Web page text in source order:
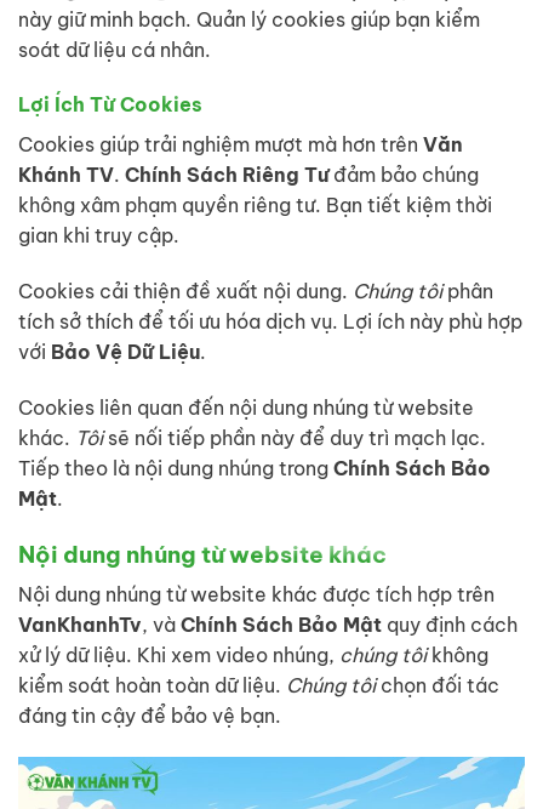
này giữ minh bạch. Quản lý cookies giúp bạn kiểm
soát dữ liệu cá nhân.
Lợi Ích Từ Cookies
Cookies giúp trải nghiệm mượt mà hơn trên Văn
Khánh TV. Chính Sách Riêng Tưđảm bảo chúng
không xâm phạm quyền riêng tư. Bạn tiết kiệm thời
gian khi truy cập.
Cookies cải thiện đề xuất nội dung. Chúng tôiphân
tích sở thích để tối ưu hóa dịch vụ. Lợi ích này phù hợp
với Bảo Vệ Dữ Liệu.
Cookies liên quan đến nội dung nhúng từ website
khác. Tôisẽ nối tiếp phần này để duy trì mạch lạc.
Tiếp theo là nội dung nhúng trong Chính Sách Bảo
Mật.
Nội dung nhúng từ website khác
Nội dung nhúng từ website khác được tích hợp trên
VanKhanhTv, và Chính Sách Bảo Mật quy định cách
xử lý dữ liệu. Khi xem video nhúng, chúng tôikhông
kiểm soát hoàn toàn dữ liệu. Chúng tôichọn đối tác
đáng tin cậy để bảo vệ bạn.